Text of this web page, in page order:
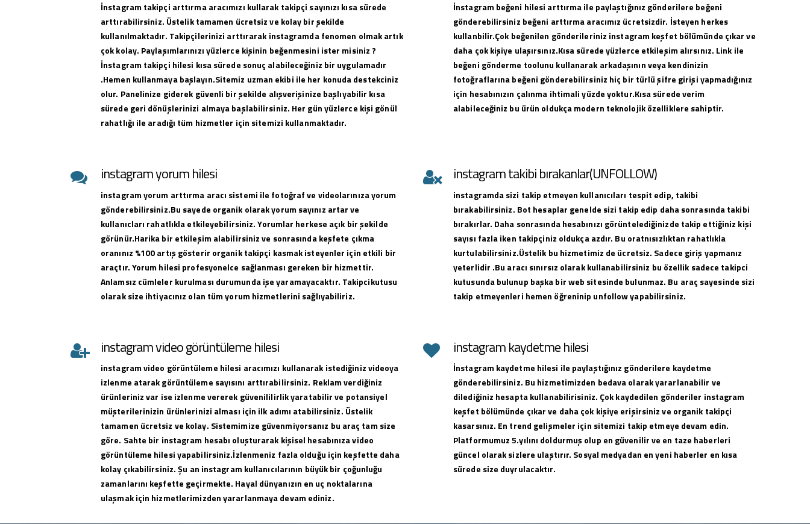
İnstagram takipçi arttırma aracımızı kullarak takipçi sayınızı kısa sürede
arttırabilirsiniz. Üstelik tamamen ücretsiz ve kolay bir şekilde
kullanılmaktadır. Takipçilerinizi arttırarak instagramda fenomen olmak artık
çok kolay. Paylaşımlarınızı yüzlerce kişinin beğenmesini ister misiniz ?
İnstagram takipçi hilesi kısa sürede sonuç alabileceğiniz bir uygulamadır
.Hemen kullanmaya başlayın.Sitemiz uzman ekibi ile her konuda destekciniz
olur. Panelinize giderek güvenli bir şekilde alışverişinize başlıyabilir kısa
sürede geri dönüşlerinizi almaya başlabilirsiniz. Her gün yüzlerce kişi gönül
rahatlığı ile aradığı tüm hizmetler için sitemizi kullanmaktadır.
İnstagram beğeni hilesi arttırma ile paylaştığınız gönderilere beğeni
gönderebilirsiniz beğeni arttırma aracımız ücretsizdir. İsteyen herkes
kullanbilir.Çok beğenilen gönderileriniz instagram keşfet bölümünde çıkar ve
daha çok kişiye ulaşırsınız.Kısa sürede yüzlerce etkileşim alırsınız. Link ile
beğeni gönderme toolunu kullanarak arkadaşının veya kendinizin
fotoğraflarına beğeni gönderebilirsiniz hiç bir türlü şifre girişi yapmadığınız
için hesabınızın çalınma ihtimali yüzde yoktur.Kısa sürede verim
alabileceğiniz bu ürün oldukça modern teknolojik özelliklere sahiptir.
instagram yorum hilesi
instagram yorum arttırma aracı sistemi ile fotoğraf ve videolarınıza yorum
gönderebilirsiniz.Bu sayede organik olarak yorum sayınız artar ve
kullanıcları rahatlıkla etkileyebilirsiniz. Yorumlar herkese açık bir şekilde
görünür.Harika bir etkileşim alabilirsiniz ve sonrasında keşfete çıkma
oranınız %100 artış gösterir organik takipçi kasmak isteyenler için etkili bir
araçtır. Yorum hilesi profesyonelce sağlanması gereken bir hizmettir.
Anlamsız cümleler kurulması durumunda işe yaramayacaktır. Takipcikutusu
olarak size ihtiyacınız olan tüm yorum hizmetlerini sağlıyabiliriz.
instagram takibi bırakanlar(UNFOLLOW)
instagramda sizi takip etmeyen kullanıcıları tespit edip, takibi
bırakabilirsiniz. Bot hesaplar genelde sizi takip edip daha sonrasında takibi
bırakırlar. Daha sonrasında hesabınızı görüntelediğinizde takip ettiğiniz kişi
sayısı fazla iken takipçiniz oldukça azdır. Bu oratnısızlıktan rahatlıkla
kurtulabilirsiniz.Üstelik bu hizmetimiz de ücretsiz. Sadece giriş yapmanız
yeterlidir .Bu aracı sınırsız olarak kullanabilirsiniz bu özellik sadece takipci
kutusunda bulunup başka bir web sitesinde bulunmaz. Bu araç sayesinde sizi
takip etmeyenleri hemen öğreninip unfollow yapabilirsiniz.
instagram video görüntüleme hilesi
instagramvideo görüntüleme hilesi aracımızı kullanarak istediğiniz videoya
izlenme atarak görüntüleme sayısını arttırabilirsiniz. Reklam verdiğiniz
ürünleriniz var ise izlenme vererek güvenililirlik yaratabilir ve potansiyel
müşterilerinizin ürünlerinizi alması için ilk adımı atabilirsiniz. Üstelik
tamamen ücretsiz ve kolay. Sistemimize güvenmiyorsanız bu araç tam size
göre. Sahte bir instagram hesabı oluşturarak kişisel hesabınıza video
görüntüleme hilesi yapabilirsiniz.İzlenmeniz fazla olduğu için keşfette daha
kolay çıkabilirsiniz. Şu an instagram kullanıcılarının büyük bir çoğunluğu
zamanlarını keşfette geçirmekte. Hayal dünyanızın en uç noktalarına
ulaşmak için hizmetlerimizden yararlanmaya devam ediniz.
instagram kaydetme hilesi
İnstagram kaydetme hilesi ile paylaştığınız gönderilere kaydetme
gönderebilirsiniz. Bu hizmetimizden bedava olarak yararlanabilir ve
dilediğiniz hesapta kullanabilirisiniz. Çok kaydedilen gönderiler instagram
keşfet bölümünde çıkar ve daha çok kişiye erişirsiniz ve organik takipçi
kasarsınız. En trend gelişmeler için sitemizi takip etmeye devam edin.
Platformumuz 5.yılını doldurmuş olup en güvenilir ve en taze haberleri
güncel olarak sizlere ulaştırır. Sosyal medyadan en yeni haberler en kısa
sürede size duyrulacaktır.